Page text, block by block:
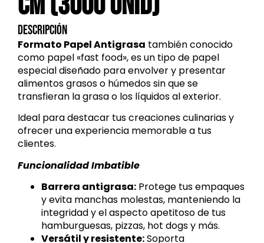
Descripción
Formato Papel Antigrasa también conocido
como papel «fast food», es un tipo de papel
especial diseñado para envolver y presentar
alimentos grasos o húmedos sin que se
transfieran la grasa o los líquidos al exterior.
Ideal para destacar tus creaciones culinarias y
ofrecer una experiencia memorable a tus
clientes.
Funcionalidad Imbatible
Barrera antigrasa: Protege tus empaques
y evita manchas molestas, manteniendo la
integridad y el aspecto apetitoso de tus
hamburguesas, pizzas, hot dogs y más.
Versátil y resistente:Soporta